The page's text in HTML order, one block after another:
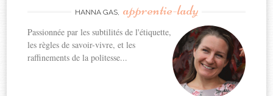
HANNA GAS, apprentie-lady
Passionnée par les subtilités de l'étiquette,
les règles de savoir-vivre, et les
raffinements de la politesse...